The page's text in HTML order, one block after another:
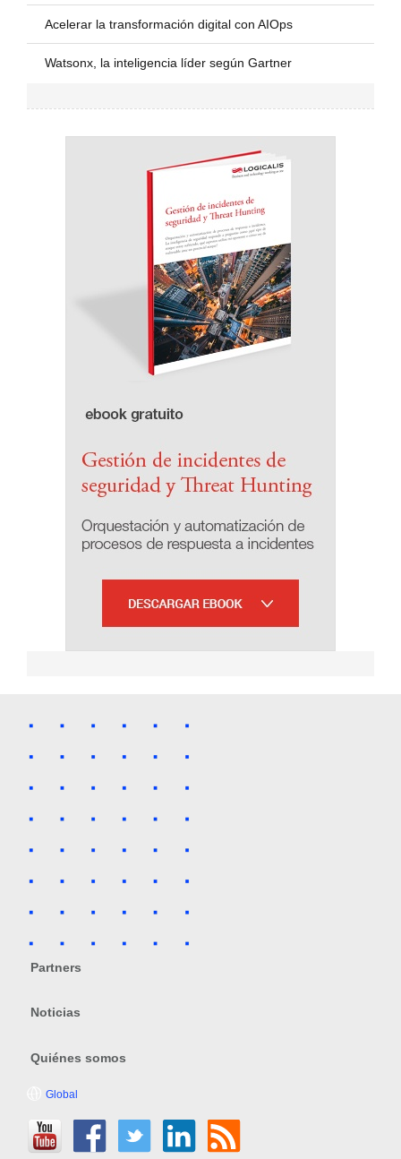
Acelerar la transformación digital con AIOps
Watsonx, la inteligencia líder según Gartner
Partners
Noticias
Quiénes somos
Global